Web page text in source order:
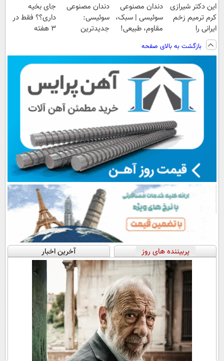
این دکتر شیرازی
کرم ترمیم زخم
ایرانی را
ساخت!!!
دندان مصنوعی
سوئیسی | سبک،
مقاوم، طبیعی!
رایگان+پرداخت
اقساطی😍
دندان مصنوعی
سوئیسی:
جدیدترین
پرداخت قسطی
جای بخیه
داری؟؟ فقط در
3 هفته
بازگشت به بالای صفحه
پربیننده های روز آخرین اخبار